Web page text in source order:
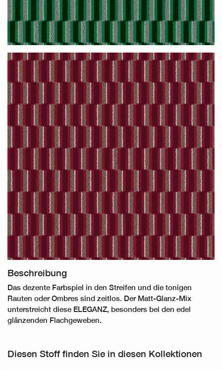
Beschreibung
Das dezente Farbspiel in den Streifen und die tonigen
Rauten oder Ombres sind zeitlos. Der Matt-Glanz-Mix
unterstreicht diese ELEGANZ, besonders bei den edel
glänzenden Flachgeweben.
Diesen Stoff finden Sie in diesen Kollektionen